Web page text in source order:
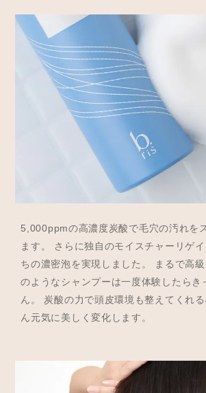
5,000ppmの高濃度炭酸で毛穴の汚れを
ます。 さらに独自のモイスチャーリゲ
ちの濃密泡を実現しました。 まるで高
のようなシャンプーは一度体験したらき
ん。 炭酸の力で頭皮環境も整えてくれ
ん元気に美しく変化します。